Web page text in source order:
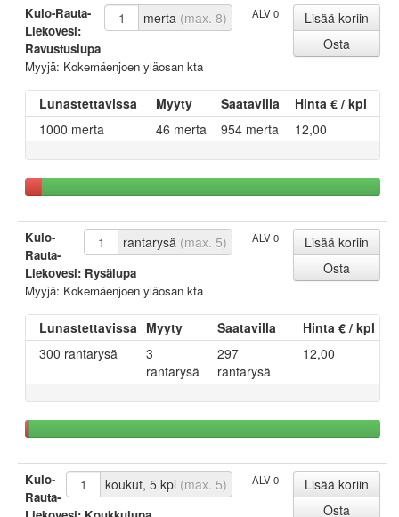
merta (max. 8)
Kulo-Rauta-
Liekovesi:
Ravustuslupa
Myyjä: Kokemäenjoen yläosan kta
ALV 0
Lunastettavissa Myyty Saatavilla
Hinta € / kpl
1000 merta
46 merta 954 merta 12,00
rantarysä (max. 5)
Kulo-
Rauta-
Liekovesi: Rysälupa
Myyjä: Kokemäenjoen yläosan kta
ALV 0
Lunastettavissa Myyty Saatavilla
Hinta € / kpl
300 rantarysä
3
rantarysä
297
rantarysä
12,00
koukut, 5 kpl (max. 5)
Kulo-
Rauta-
ALV 0